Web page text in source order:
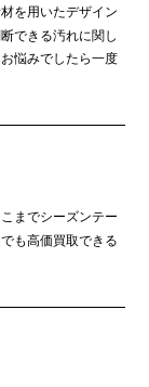
モリ デニム5Pパン
ました。
店でコモリ タン
取致しました。
を用いたデザイン
できる汚れに関し
悩みでしたら一度
までシーズンテー
も高価買取できる